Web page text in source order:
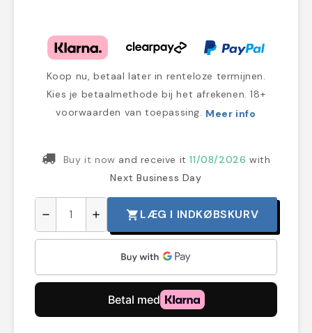
Koop nu, betaal later in renteloze termijnen.
Kies je betaalmethode bij het afrekenen. 18+
voorwaarden van toepassing. Meer info
Buy it now and receive it11/08/2026 with
Next Business Day
remove add shopping_cart LÆG I INDKØBSKURV